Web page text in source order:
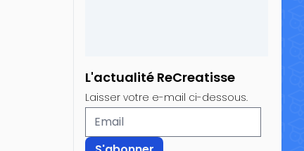
L'actualité ReCreatisse
Laisser votre e-mail ci-dessous.